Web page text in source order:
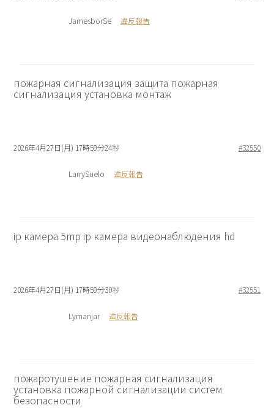
JamesborSe 違反報告
пожарная сигнализация защита пожарная
сигнализация установка монтаж
2026年4月27日(月) 17時59分24秒 #32550
LarrySuelo 違反報告
ip камера 5mp ip камера видеонаблюдения hd
2026年4月27日(月) 17時59分30秒 #32551
Lymanjar 違反報告
пожаротушение пожарная сигнализация
установка пожарной сигнализации систем
безопасности